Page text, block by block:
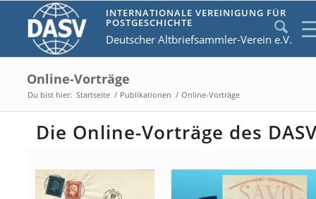
INTERNATIONALE VEREINIGUNG FÜR
POSTGESCHICHTE
Deutscher Altbriefsammler-Verein e.V.
Online-Vorträge
Du bist hier: Startseite / Publikationen / Online-Vorträge
Die Online-Vorträge des